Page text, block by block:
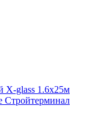
X-glass 1.6х25м
Стройтерминал